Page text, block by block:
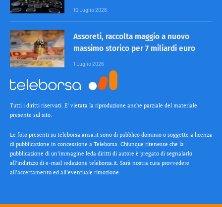
10 Luglio 2026
Assoreti, raccolta maggio a nuovo
massimo storico per 7 miliardi euro
1 Luglio 2026
Tutti i diritti riservati. E’ vietata la riproduzione anche parziale del materiale
presente sul sito.
Le foto presenti su teleborsa.ansa.it sono di pubblico dominio o soggette a licenza
di pubblicazione in concessione a Teleborsa. Chiunque ritenesse che la
pubblicazione di un’immagine leda diritti di autore è pregato di segnalarlo
all’indirizzo di e-mail redazione teleborsa.it. Sarà nostra cura provvedere
all’accertamento ed all’eventuale rimozione.